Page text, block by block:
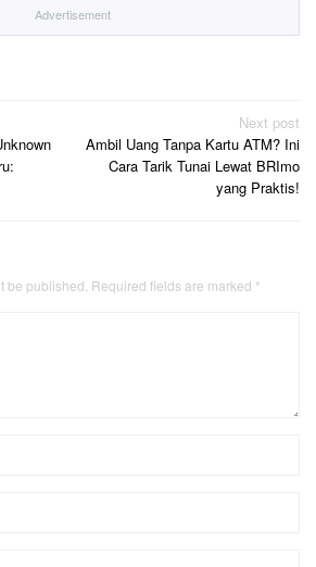
Advertisement
Next post
Ambil Uang Tanpa Kartu ATM? Ini
Cara Tarik Tunai Lewat BRImo
yang Praktis!
be published. Required fields are marked *